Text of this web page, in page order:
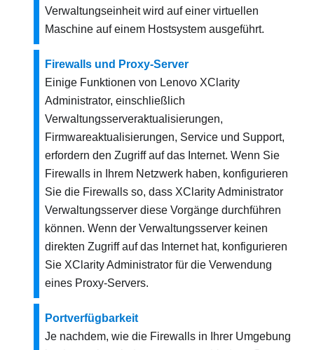
Verwaltungseinheit wird auf einer virtuellen
Maschine auf einem Hostsystem ausgeführt.
Firewalls und Proxy-Server
Einige Funktionen von Lenovo XClarity
Administrator, einschließlich
Verwaltungsserveraktualisierungen,
Firmwareaktualisierungen, Service und Support,
erfordern den Zugriff auf das Internet. Wenn Sie
Firewalls in Ihrem Netzwerk haben, konfigurieren
Sie die Firewalls so, dass XClarity Administrator
Verwaltungsserver diese Vorgänge durchführen
können. Wenn der Verwaltungsserver keinen
direkten Zugriff auf das Internet hat, konfigurieren
Sie XClarity Administrator für die Verwendung
eines Proxy-Servers.
Portverfügbarkeit
Je nachdem, wie die Firewalls in Ihrer Umgebung